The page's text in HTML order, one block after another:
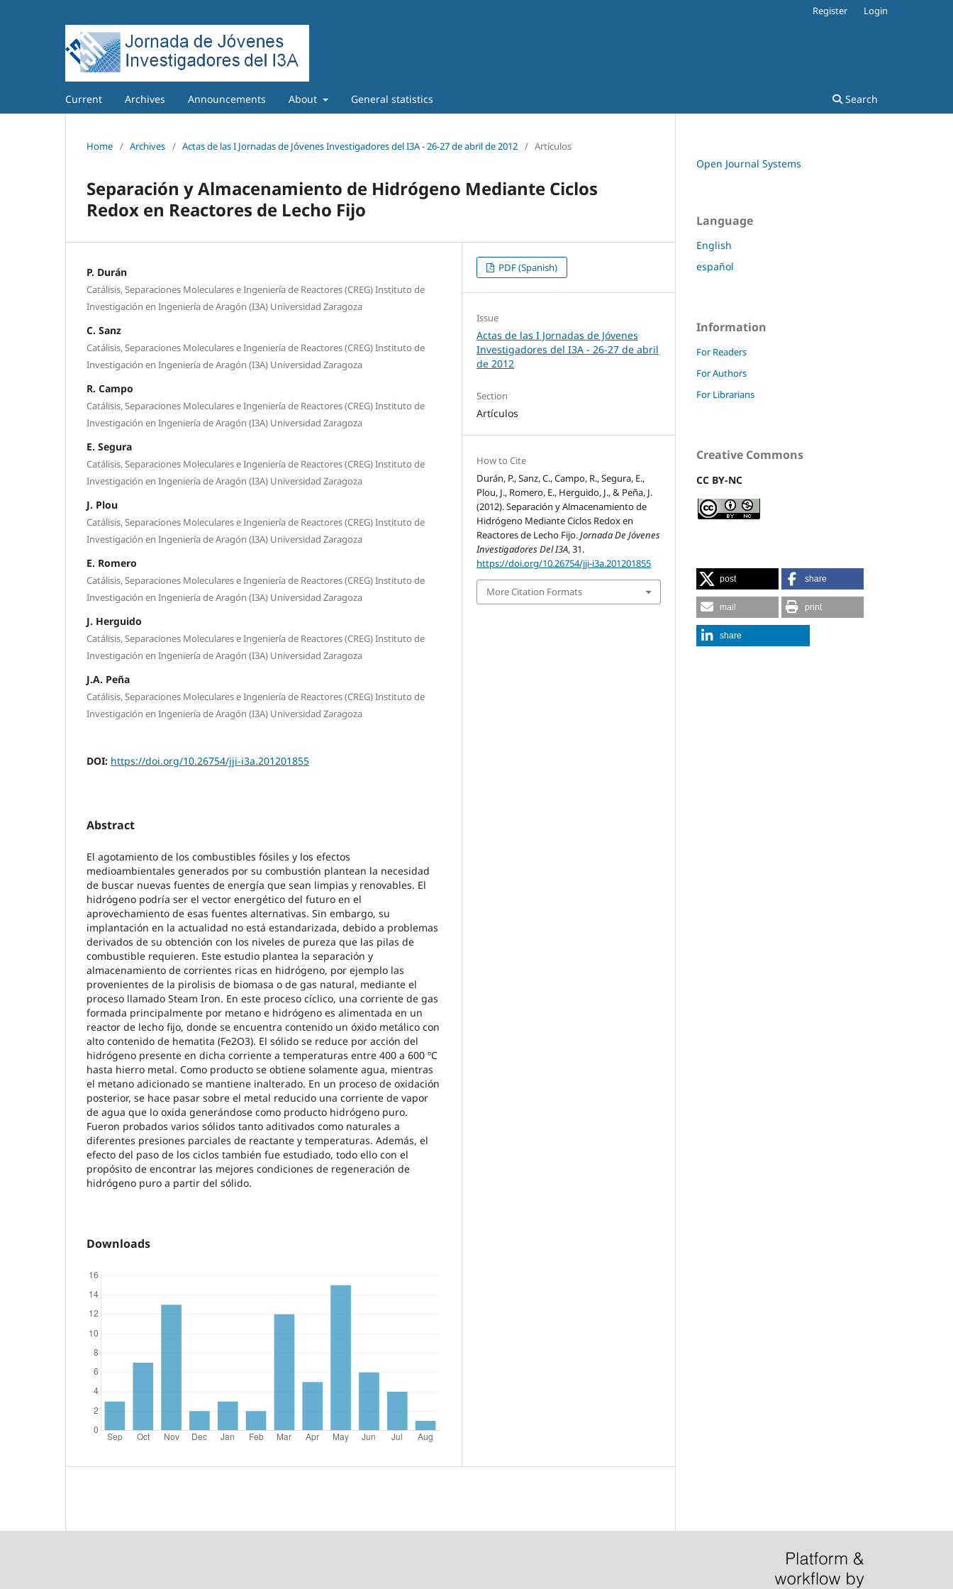
Current Archives Announcements About General statistics Search
Register Login
Home / Archives / Actas de las I Jornadas de Jóvenes Investigadores del I3A - 26‐27 de abril de 2012 / Artículos
Separación y Almacenamiento de Hidrógeno Mediante Ciclos
Redox en Reactores de Lecho Fijo
P. Durán
Catálisis, Separaciones Moleculares e Ingeniería de Reactores (CREG) Instituto de
Investigación en Ingeniería de Aragón (I3A) Universidad Zaragoza
C. Sanz
Catálisis, Separaciones Moleculares e Ingeniería de Reactores (CREG) Instituto de
Investigación en Ingeniería de Aragón (I3A) Universidad Zaragoza
R. Campo
Catálisis, Separaciones Moleculares e Ingeniería de Reactores (CREG) Instituto de
Investigación en Ingeniería de Aragón (I3A) Universidad Zaragoza
E. Segura
Catálisis, Separaciones Moleculares e Ingeniería de Reactores (CREG) Instituto de
Investigación en Ingeniería de Aragón (I3A) Universidad Zaragoza
J. Plou
Catálisis, Separaciones Moleculares e Ingeniería de Reactores (CREG) Instituto de
Investigación en Ingeniería de Aragón (I3A) Universidad Zaragoza
E. Romero
Catálisis, Separaciones Moleculares e Ingeniería de Reactores (CREG) Instituto de
Investigación en Ingeniería de Aragón (I3A) Universidad Zaragoza
J. Herguido
Catálisis, Separaciones Moleculares e Ingeniería de Reactores (CREG) Instituto de
Investigación en Ingeniería de Aragón (I3A) Universidad Zaragoza
J.A. Peña
Catálisis, Separaciones Moleculares e Ingeniería de Reactores (CREG) Instituto de
Investigación en Ingeniería de Aragón (I3A) Universidad Zaragoza
DOI: https://doi.org/10.26754/jji-i3a.201201855
Abstract
El agotamiento de los combustibles fósiles y los efectos
medioambientales generados por su combustión plantean la necesidad
de buscar nuevas fuentes de energía que sean limpias y renovables. El
hidrógeno podría ser el vector energético del futuro en el
aprovechamiento de esas fuentes alternativas. Sin embargo, su
implantación en la actualidad no está estandarizada, debido a problemas
derivados de su obtención con los niveles de pureza que las pilas de
combustible requieren. Este estudio plantea la separación y
almacenamiento de corrientes ricas en hidrógeno, por ejemplo las
provenientes de la pirolisis de biomasa o de gas natural, mediante el
proceso llamado Steam Iron. En este proceso cíclico, una corriente de gas
formada principalmente por metano e hidrógeno es alimentada en un
reactor de lecho fijo, donde se encuentra contenido un óxido metálico con
alto contenido de hematita (Fe2O3). El sólido se reduce por acción del
hidrógeno presente en dicha corriente a temperaturas entre 400 a 600 ºC
hasta hierro metal. Como producto se obtiene solamente agua, mientras
el metano adicionado se mantiene inalterado. En un proceso de oxidación
posterior, se hace pasar sobre el metal reducido una corriente de vapor
de agua que lo oxida generándose como producto hidrógeno puro.
Fueron probados varios sólidos tanto aditivados como naturales a
diferentes presiones parciales de reactante y temperaturas. Además, el
efecto del paso de los ciclos también fue estudiado, todo ello con el
propósito de encontrar las mejores condiciones de regeneración de
hidrógeno puro a partir del sólido.
Downloads
PDF (Spanish)
Issue
Actas de las I Jornadas de Jóvenes
Investigadores del I3A - 26‐27 de abril
de 2012
Section
Artículos
How to Cite
Durán, P., Sanz, C., Campo, R., Segura, E.,
Plou, J., Romero, E., Herguido, J., & Peña, J.
(2012). Separación y Almacenamiento de
Hidrógeno Mediante Ciclos Redox en
Reactores de Lecho Fijo.Jornada De Jóvenes
Investigadores Del I3A, 31.
https://doi.org/10.26754/jji-i3a.201201855
More Citation Formats
Open Journal Systems
Language
English
español
Information
For Readers
For Authors
For Librarians
Creative Commons
CC BY-NC
post share
mail print
share